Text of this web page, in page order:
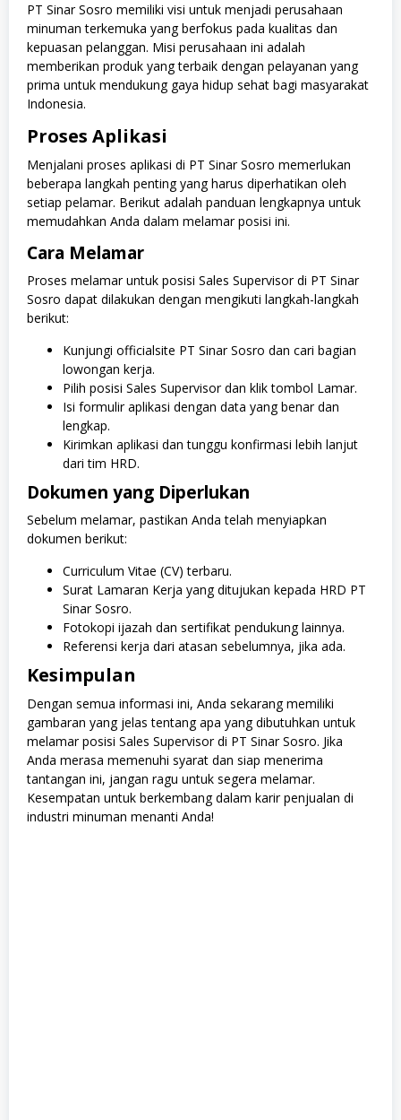
PT Sinar Sosro memiliki visi untuk menjadi perusahaan
minuman terkemuka yang berfokus pada kualitas dan
kepuasan pelanggan. Misi perusahaan ini adalah
memberikan produk yang terbaik dengan pelayanan yang
prima untuk mendukung gaya hidup sehat bagi masyarakat
Indonesia.
Proses Aplikasi
Menjalani proses aplikasi di PT Sinar Sosro memerlukan
beberapa langkah penting yang harus diperhatikan oleh
setiap pelamar. Berikut adalah panduan lengkapnya untuk
memudahkan Anda dalam melamar posisi ini.
Cara Melamar
Proses melamar untuk posisi Sales Supervisor di PT Sinar
Sosro dapat dilakukan dengan mengikuti langkah-langkah
berikut:
Kunjungi officialsite PT Sinar Sosro dan cari bagian
lowongan kerja.
Pilih posisi Sales Supervisor dan klik tombol Lamar.
Isi formulir aplikasi dengan data yang benar dan
lengkap.
Kirimkan aplikasi dan tunggu konfirmasi lebih lanjut
dari tim HRD.
Dokumen yang Diperlukan
Sebelum melamar, pastikan Anda telah menyiapkan
dokumen berikut:
Curriculum Vitae (CV) terbaru.
Surat Lamaran Kerja yang ditujukan kepada HRD PT
Sinar Sosro.
Fotokopi ijazah dan sertifikat pendukung lainnya.
Referensi kerja dari atasan sebelumnya, jika ada.
Kesimpulan
Dengan semua informasi ini, Anda sekarang memiliki
gambaran yang jelas tentang apa yang dibutuhkan untuk
melamar posisi Sales Supervisor di PT Sinar Sosro. Jika
Anda merasa memenuhi syarat dan siap menerima
tantangan ini, jangan ragu untuk segera melamar.
Kesempatan untuk berkembang dalam karir penjualan di
industri minuman menanti Anda!